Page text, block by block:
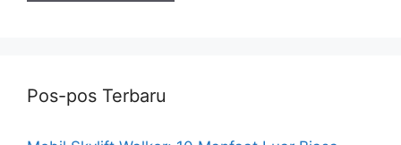
Pos-pos Terbaru